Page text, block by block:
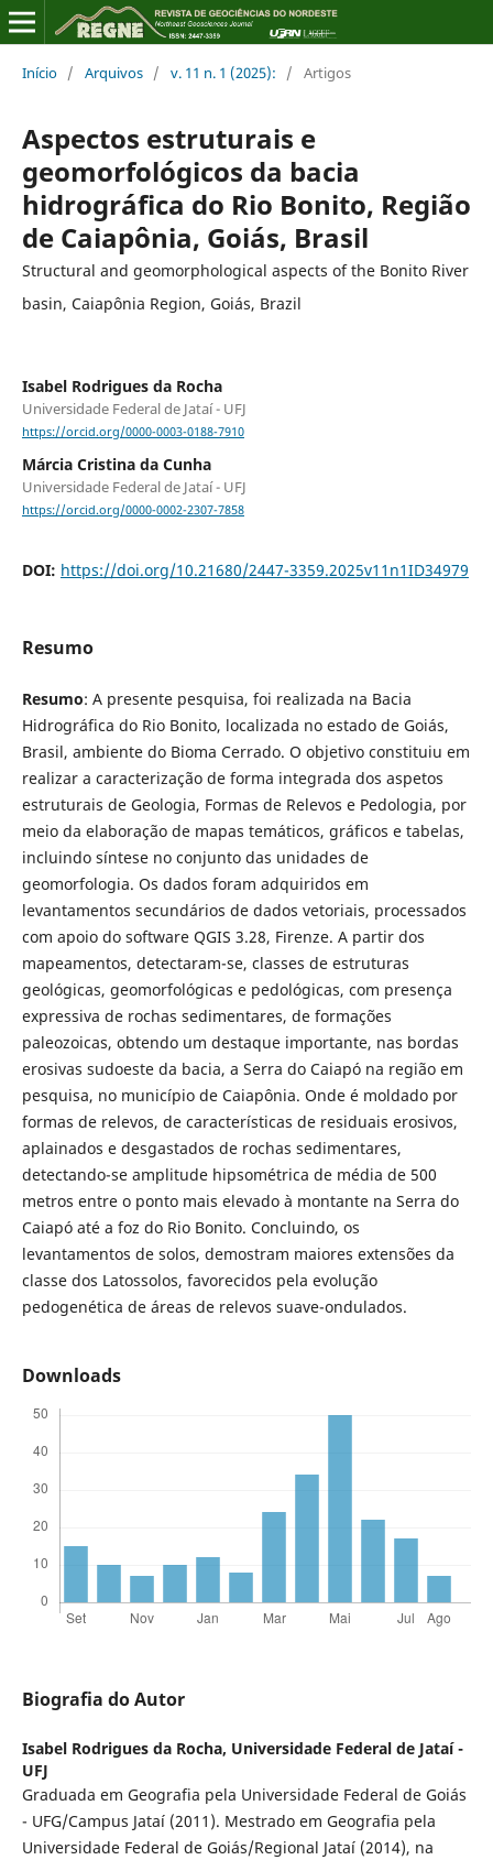
Início / Arquivos / v. 11 n. 1 (2025): / Artigos
Aspectos estruturais e
geomorfológicos da bacia
hidrográfica do Rio Bonito, Região
de Caiapônia, Goiás, Brasil
Structural and geomorphological aspects of the Bonito River
basin, Caiapônia Region, Goiás, Brazil
Isabel Rodrigues da Rocha
Universidade Federal de Jataí - UFJ
https://orcid.org/0000-0003-0188-7910
Márcia Cristina da Cunha
Universidade Federal de Jataí - UFJ
https://orcid.org/0000-0002-2307-7858
DOI: https://doi.org/10.21680/2447-3359.2025v11n1ID34979
Resumo
Resumo: A presente pesquisa, foi realizada na Bacia
Hidrográfica do Rio Bonito, localizada no estado de Goiás,
Brasil, ambiente do Bioma Cerrado. O objetivo constituiu em
realizar a caracterização de forma integrada dos aspetos
estruturais de Geologia, Formas de Relevos e Pedologia, por
meio da elaboração de mapas temáticos, gráficos e tabelas,
incluindo síntese no conjunto das unidades de
geomorfologia. Os dados foram adquiridos em
levantamentos secundários de dados vetoriais, processados
com apoio do software QGIS 3.28, Firenze. A partir dos
mapeamentos, detectaram-se, classes de estruturas
geológicas, geomorfológicas e pedológicas, com presença
expressiva de rochas sedimentares, de formações
paleozoicas, obtendo um destaque importante, nas bordas
erosivas sudoeste da bacia, a Serra do Caiapó na região em
pesquisa, no município de Caiapônia. Onde é moldado por
formas de relevos, de características de residuais erosivos,
aplainados e desgastados de rochas sedimentares,
detectando-se amplitude hipsométrica de média de 500
metros entre o ponto mais elevado à montante na Serra do
Caiapó até a foz do Rio Bonito. Concluindo, os
levantamentos de solos, demostram maiores extensões da
classe dos Latossolos, favorecidos pela evolução
pedogenética de áreas de relevos suave-ondulados.
Downloads
Biografia do Autor
Isabel Rodrigues da Rocha, Universidade Federal de Jataí -
UFJ
Graduada em Geografia pela Universidade Federal de Goiás
- UFG/Campus Jataí (2011). Mestrado em Geografia pela
Universidade Federal de Goiás/Regional Jataí (2014), na